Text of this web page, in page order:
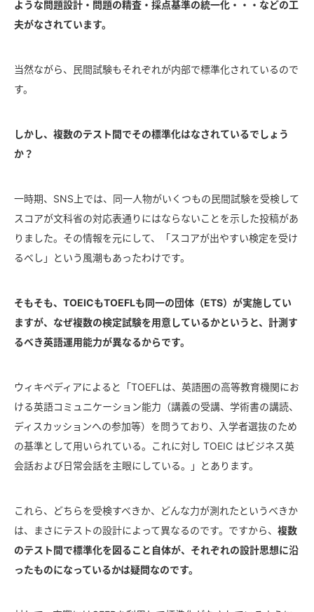
ような問題設計・問題の精査・採点基準の統一化・・・などの工
夫がなされています。
当然ながら、民間試験もそれぞれが内部で標準化されているので
す。
しかし、複数のテスト間でその標準化はなされているでしょう
か？
一時期、SNS上では、同一人物がいくつもの民間試験を受検して
スコアが文科省の対応表通りにはならないことを示した投稿があ
りました。その情報を元にして、「スコアが出やすい検定を受け
るべし」という風潮もあったわけです。
そもそも、TOEICもTOEFLも同一の団体（ETS）が実施してい
ますが、なぜ複数の検定試験を用意しているかというと、計測す
るべき英語運用能力が異なるからです。
ウィキペディアによると「TOEFLは、英語圏の高等教育機関にお
ける英語コミュニケーション能力（講義の受講、学術書の講読、
ディスカッションへの参加等）を問うており、入学者選抜のため
の基準として用いられている。これに対し TOEIC はビジネス英
会話および日常会話を主眼にしている。」とあります。
これら、どちらを受検すべきか、どんな力が測れたというべきか
は、まさにテストの設計によって異なるのです。ですから、 複数
のテスト間で標準化を図ること自体が、それぞれの設計思想に沿
ったものになっているかは疑問なのです。